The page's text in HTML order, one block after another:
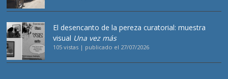
El desencanto de la pereza curatorial: muestra
visual Una vez más
105 vistas | publicado el 27/07/2026